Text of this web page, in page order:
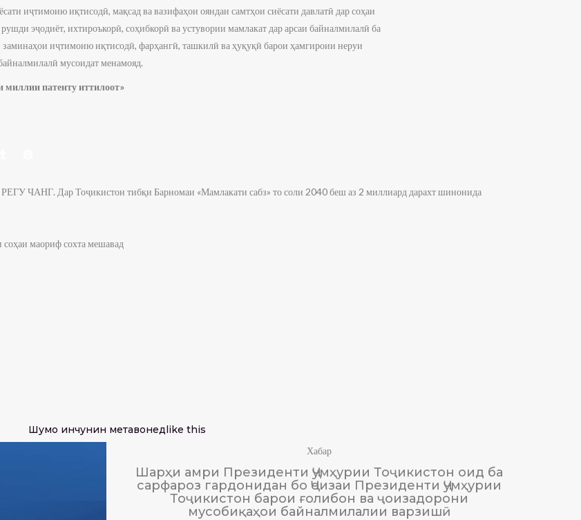
иҷтимоию иқтисодӣ, мақсад ва вазифаҳои ояндаи самтҳои сиёсати давлатӣ дар соҳаи
эҷодиёт, ихтироъкорӣ, соҳибкорӣ ва устувории мамлакат дар арсаи байналмилалӣ ба
иҷтимоию иқтисодӣ, фарҳангӣ, ташкилӣ ва ҳуқуқӣ барои ҳамгироии неруи
мусоидат менамояд.
патенту иттилоот»
Дар Тоҷикистон тибқи Барномаи «Мамлакати сабз» то соли 2040 беш аз 2 миллиард дарахт шинонида
маориф сохта мешавад
Шумо инчунин метавонедlike this
Хабар
Шарҳи амри Президенти Ҷумҳурии Тоҷикистон оид ба
сарфароз гардонидан бо Ҷоизаи Президенти Ҷумҳурии
Тоҷикистон барои ғолибон ва ҷоизадорони
мусобиқаҳои байналмилалии варзишӣ